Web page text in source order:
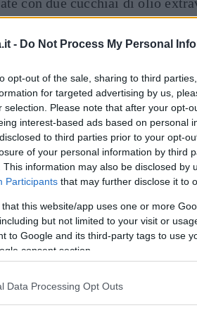
- Do Not Process My Personal
opt-out of the sale, sharing to third
for targeted advertising by us,
selection. Please note that after your opt-
interest-based ads based on personal
to third parties prior to your opt-
of your personal information by third
This information may also be disclosed by
Participants that may further disclose it to
that this website/app uses one or more
but not limited to your visit or
to Google and its third-party tags to use
consent section.
Data Processing Opt Outs
cucchiaio di zucchero, il sale
ancora qualche minuto.
le uova, il grana e un
sale e di pepe.
precedentemente cotta,
di burro e infornate a
a leggere dopo la pubblicità